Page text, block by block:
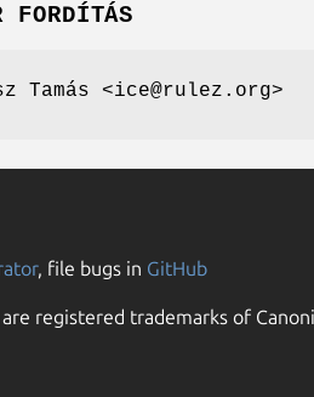
FORDÍTÁS
Tamás <ice@rulez.org>
, file bugs in GitHub
registered trademarks of